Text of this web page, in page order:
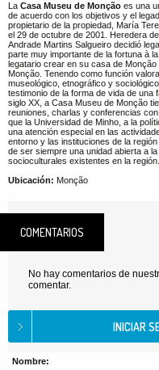
La Casa Museu de Monção es una
de acuerdo con los objetivos y el
propietario de la propiedad, María
el 29 de octubre de 2001. Heredera
Andrade Martins Salgueiro decidió
parte muy importante de la fortuna à
legatario crear en su casa de
Monção. Tenendo como función
museológico, etnográfico y
testimonio de la forma de vida de una
siglo XX, a Casa Museu de Monção
reuniones, charlas y conferencias
que la Universidad de Minho, a la
una atención especial en las
entorno y las instituciones de la
de ser siempre una unidad abierta a
socioculturales existentes en la
Ubicación: Monção
COMENTARIOS
No hay comentarios de
comentar.
Nombre: